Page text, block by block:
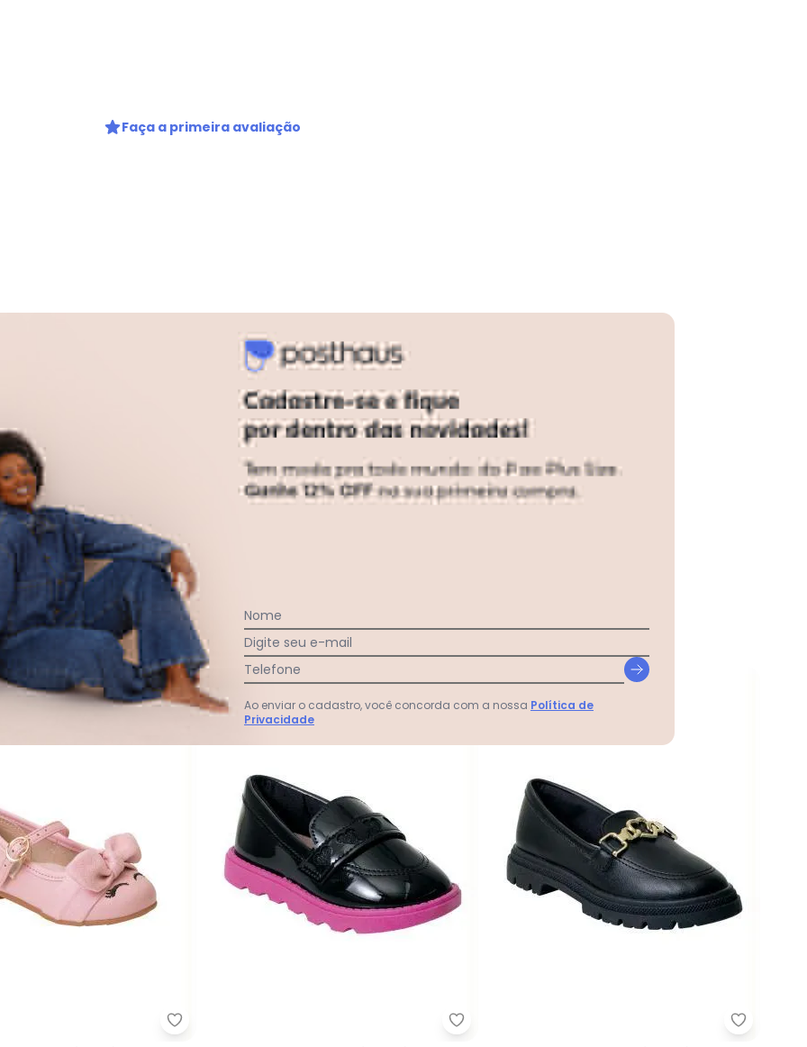
Faça a primeira avaliação
Rosa em Verniz
Molekinha (Rosa) em SintéticoMolekinha - Sapatilha Molekinha (Rosa) em Sisntético
-30%
Molekinha - Mocassim Molekinha (Preto) em
-25%
Nome
Digite seu e-mail
Telefone
Ao enviar o cadastro, você concorda com a nossa Política de
Privacidade